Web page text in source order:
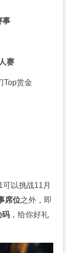
事
赛
Top赏金
以挑战11月
席位之外，即
码 ，给你好礼